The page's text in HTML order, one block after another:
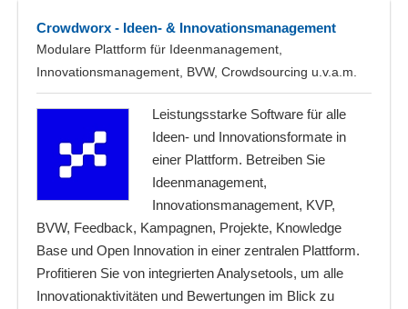
Crowdworx - Ideen- & Innovationsmanagement
Modulare Plattform für Ideenmanagement,
Innovationsmanagement, BVW, Crowdsourcing u.v.a.m.
Leistungsstarke Software für alle
Ideen- und Innovationsformate in
einer Plattform. Betreiben Sie
Ideenmanagement,
Innovationsmanagement, KVP,
BVW, Feedback, Kampagnen, Projekte, Knowledge
Base und Open Innovation in einer zentralen Plattform.
Profitieren Sie von integrierten Analysetools, um alle
Innovationaktivitäten und Bewertungen im Blick zu